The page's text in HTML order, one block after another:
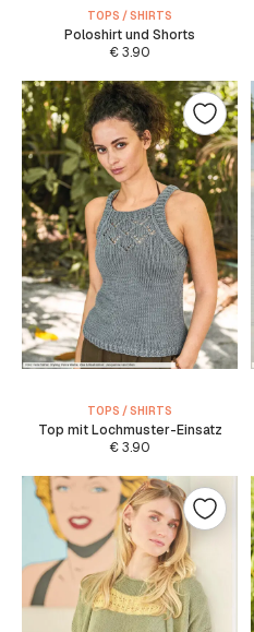
TOPS / SHIRTS
Poloshirt und Shorts
€3.90
TOPS / SHIRTS
Top mit Lochmuster-Einsatz
€3.90